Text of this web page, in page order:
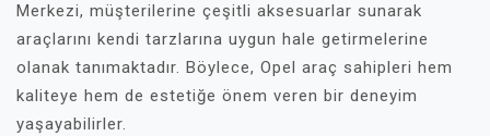
Merkezi, müşterilerine çeşitli aksesuarlar sunarak
araçlarını kendi tarzlarına uygun hale getirmelerine
olanak tanımaktadır. Böylece, Opel araç sahipleri hem
kaliteye hem de estetiğe önem veren bir deneyim
yaşayabilirler.